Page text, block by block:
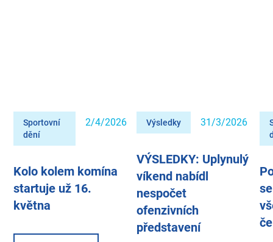
Sportovní
dění
2/4/2026
Kolo kolem komína
startuje už 16.
května
Výsledky 31/3/2026
VÝSLEDKY: Uplynulý
víkend nabídl
nespočet
ofenzivních
představení